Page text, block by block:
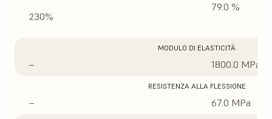
230%
79.0 %
MODULO DI ELASTICITÀ
– 1800.0 MPa
RESISTENZA ALLA FLESSIONE
– 67.0 MPa